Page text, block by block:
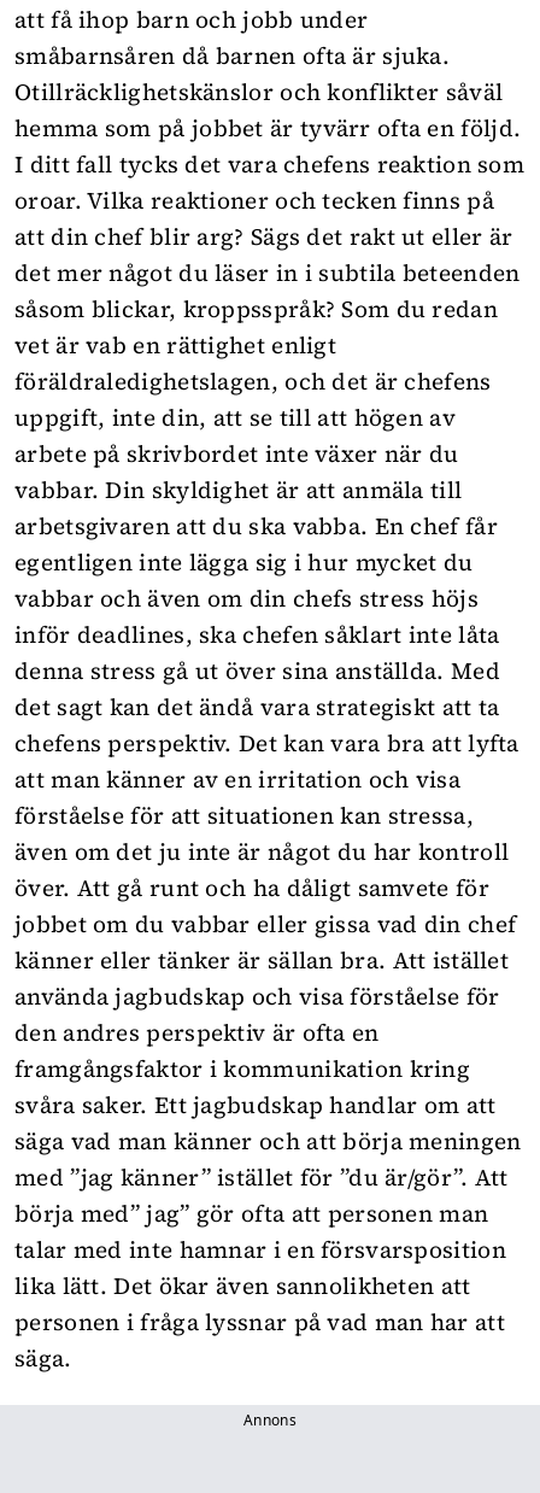
att få ihop barn och jobb under
småbarnsåren då barnen ofta är sjuka.
Otillräcklighetskänslor och konflikter såväl
hemma som på jobbet är tyvärr ofta en följd.
I ditt fall tycks det vara chefens reaktion som
oroar. Vilka reaktioner och tecken finns på
att din chef blir arg? Sägs det rakt ut eller är
det mer något du läser in i subtila beteenden
såsom blickar, kroppsspråk? Som du redan
vet är vab en rättighet enligt
föräldraledighetslagen, och det är chefens
uppgift, inte din, att se till att högen av
arbete på skrivbordet inte växer när du
vabbar. Din skyldighet är att anmäla till
arbetsgivaren att du ska vabba. En chef får
egentligen inte lägga sig i hur mycket du
vabbar och även om din chefs stress höjs
inför deadlines, ska chefen såklart inte låta
denna stress gå ut över sina anställda. Med
det sagt kan det ändå vara strategiskt att ta
chefens perspektiv. Det kan vara bra att lyfta
att man känner av en irritation och visa
förståelse för att situationen kan stressa,
även om det ju inte är något du har kontroll
över. Att gå runt och ha dåligt samvete för
jobbet om du vabbar eller gissa vad din chef
känner eller tänker är sällan bra. Att istället
använda jagbudskap och visa förståelse för
den andres perspektiv är ofta en
framgångsfaktor i kommunikation kring
svåra saker. Ett jagbudskap handlar om att
säga vad man känner och att börja meningen
med ”jag känner” istället för ”du är/gör”. Att
börja med” jag” gör ofta att personen man
talar med inte hamnar i en försvarsposition
lika lätt. Det ökar även sannolikheten att
personen i fråga lyssnar på vad man har att
säga.
Annons